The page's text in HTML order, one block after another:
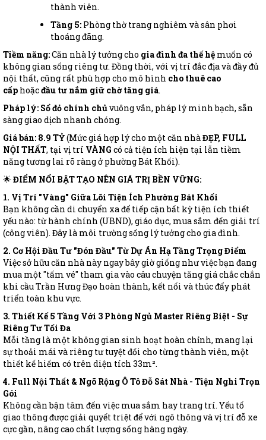
thành viên.
Tầng 5: Phòng thờ trang nghiêm và sân phơi
thoáng đãng.
Tiềm năng:Căn nhà lý tưởng cho gia đình đa thế hệ muốn có
không gian sống riêng tư. Đồng thời, với vị trí đắc địa và đầy đủ
nội thất, cũng rất phù hợp cho mô hình cho thuê cao
cấp hoặcđầu tư nắm giữ chờ tăng giá.
Pháp lý: Sổ đỏ chính chủvuông vắn, pháp lý minh bạch, sẵn
sàng giao dịch nhanh chóng.
Giá bán: 8.9 TỶ(Mức giá hợp lý cho một căn nhàĐẸP, FULL
NỘI THẤT, tại vị trí VÀNG có cả tiện ích hiện tại lẫn tiềm
năng tương lai rõ ràng ở phường Bát Khối).
🌟 ĐIỂM NỔI BẬT TẠO NÊN GIÁ TRỊ BỀN VỮNG:
1. Vị Trí "Vàng" Giữa Lõi Tiện Ích Phường Bát Khối
Bạn không cần di chuyển xa để tiếp cận bất kỳ tiện ích thiết
yếu nào: từ hành chính (UBND), giáo dục, mua sắm đến giải trí
(công viên). Đây là môi trường sống lý tưởng cho gia đình.
2. Cơ Hội Đầu Tư "Đón Đầu" Từ Dự Án Hạ Tầng Trọng Điểm
Việc sở hữu căn nhà này ngay bây giờ giống như việc bạn đang
mua một "tấm vé" tham gia vào câu chuyện tăng giá chắc chắn
khi cầu Trần Hưng Đạo hoàn thành, kết nối và thúc đẩy phát
triển toàn khu vực.
3. Thiết Kế 5 Tầng Với 3 Phòng Ngủ Master Riêng Biệt - Sự
Riêng Tư Tối Đa
Mỗi tầng là một không gian sinh hoạt hoàn chỉnh, mang lại
sự thoải mái và riêng tư tuyệt đối cho từng thành viên, một
thiết kế hiếm có trên diện tích 33m².
4. Full Nội Thất & Ngõ Rộng Ô Tô Đỗ Sát Nhà - Tiện Nghi Trọn
Gói
Không cần bận tâm đến việc mua sắm hay trang trí. Yếu tố
giao thông được giải quyết triệt để với ngõ thông và vị trí đỗ xe
cực gần, nâng cao chất lượng sống hàng ngày.